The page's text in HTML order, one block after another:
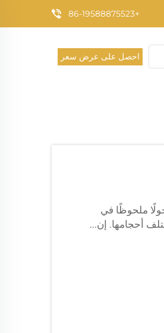
+86-19588875523
احصل على عرض سعر
ملحوظًا في